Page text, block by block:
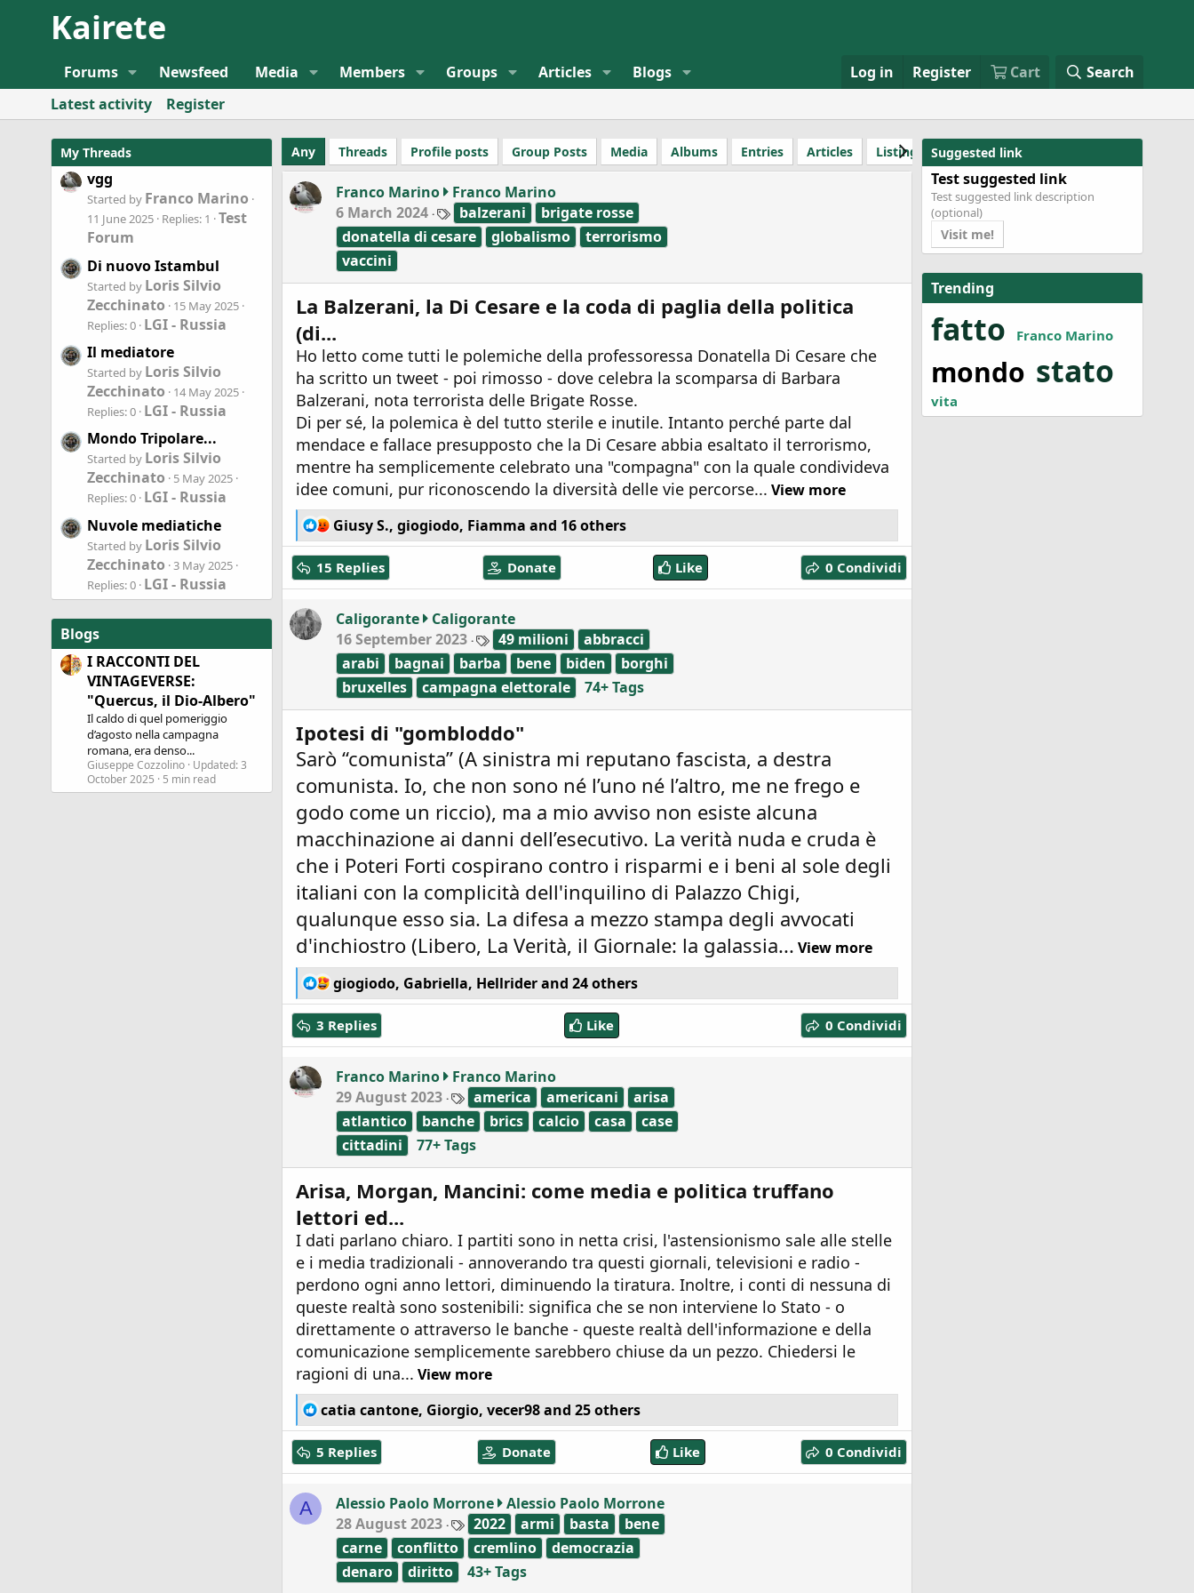
Kairete
Forums Newsfeed Media Members Groups Articles Blogs Log in Register Cart
Search
Latest activity
Register
My Threads
vgg
Started by Franco Marino
11 June 2025 Replies: 1
Test
Forum
Di nuovo Istambul
Started by Loris Silvio
Zecchinato
15 May 2025
Replies: 0 LGI - Russia
Il mediatore
Started by Loris Silvio
Zecchinato
14 May 2025
Replies: 0 LGI - Russia
Mondo Tripolare...
Started by Loris Silvio
Zecchinato
5 May 2025
Replies: 0 LGI - Russia
Nuvole mediatiche
Started by Loris Silvio
Zecchinato
3 May 2025
Replies: 0 LGI - Russia
Blogs
I RACCONTI DEL
VINTAGEVERSE:
"Quercus, il Dio-Albero"
Il caldo di quel pomeriggio
d’agosto nella campagna
romana, era denso...
Giuseppe Cozzolino Updated:3
October 2025
5 min read
Any Threads Profile posts Group Posts Media Albums Entries Articles Listings Review item
Franco Marino
Franco Marino
6 March 2024
T
a
g
s
balzerani
brigate rosse
donatella di cesare
globalismo
terrorismo
vaccini
La Balzerani, la Di Cesare e la coda di paglia della politica
(di...
Ho letto come tutti le polemiche della professoressa Donatella Di Cesare che
ha scritto un tweet - poi rimosso - dove celebra la scomparsa di Barbara
Balzerani, nota terrorista delle Brigate Rosse.
Di per sé, la polemica è del tutto sterile e inutile. Intanto perché parte dal
mendace e fallace presupposto che la Di Cesare abbia esaltato il terrorismo,
mentre ha semplicemente celebrato una "compagna" con la quale condivideva
idee comuni, pur riconoscendo la diversità delle vie percorse... View more
R
e
a
c
t
o
n
s
Giusy S., giogiodo, Fiamma and 16 others
15 Replies Donate Like 0 Condividi
Caligorante
Caligorante
16 September 2023
T
a
g
s
49 milioni
abbracci
arabi
bagnai barba bene biden
borghi
bruxelles
campagna elettorale 74+ Tags
Ipotesi di "gombloddo"
Sarò “comunista” (A sinistra mi reputano fascista, a destra
comunista. Io, che non sono né l’uno né l’altro, me ne frego e
godo come un riccio), ma a mio avviso non esiste alcuna
macchinazione ai danni dell’esecutivo. La verità nuda e cruda è
che i Poteri Forti cospirano contro i risparmi e i beni al sole degli
italiani con la complicità dell'inquilino di Palazzo Chigi,
qualunque esso sia. La difesa a mezzo stampa degli avvocati
d'inchiostro (Libero, La Verità, il Giornale: la galassia... View more
R
e
a
c
t
o
n
s
giogiodo, Gabriella, Hellriderand 24 others
3 Replies Like 0 Condividi
Franco Marino
Franco Marino
29 August 2023
T
a
g
s
america americani
arisa
atlantico
banche brics calcio casa
case
cittadini
77+ Tags
Arisa, Morgan, Mancini: come media e politica truffano
lettori ed...
I dati parlano chiaro. I partiti sono in netta crisi, l'astensionismo sale alle stelle
e i media tradizionali - annoverando tra questi giornali, televisioni e radio -
perdono ogni anno lettori, diminuendo la tiratura. Inoltre, i conti di nessuna di
queste realtà sono sostenibili: significa che se non interviene lo Stato - o
direttamente o attraverso le banche - queste realtà dell'informazione e della
comunicazione semplicemente sarebbero chiuse da un pezzo. Chiedersi le
ragioni di una... View more
R
e
a
c
t
o
catia cantone, Giorgio, vecer98and 25 others
5 Replies Donate Like 0 Condividi
A Alessio Paolo Morrone
Alessio Paolo Morrone
28 August 2023
T
a
s
2022 armi basta
bene
carne
conflitto cremlino
democrazia
denaro
diritto 43+ Tags
Suggested link
Test suggested link
Test suggested link description
(optional)
Visit me!
Trending
fatto Franco Marino
mondo stato
vita